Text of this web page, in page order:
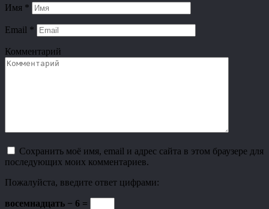
Имя *
Email *
Комментарий
Сохранить моё имя, email и адрес сайта в этом браузере для
последующих моих комментариев.
Пожалуйста, введите ответ цифрами:
восемнадцать − 6 =